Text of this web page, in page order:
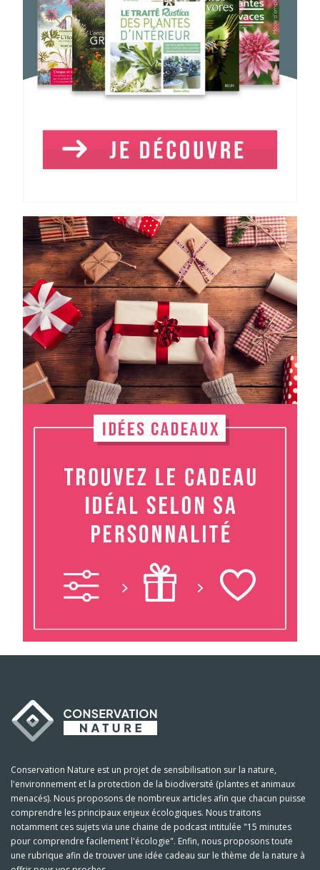
Conservation Nature est un projet de sensibilisation sur la nature,
l'environnement et la protection de la biodiversité (plantes et animaux
menacés). Nous proposons de nombreux articles afin que chacun puisse
comprendre les principaux enjeux écologiques. Nous traitons
notamment ces sujets via une chaine de podcast intitulée "15 minutes
pour comprendre facilement l'écologie". Enfin, nous proposons toute
une rubrique afin de trouver une idée cadeau sur le thème de la nature à